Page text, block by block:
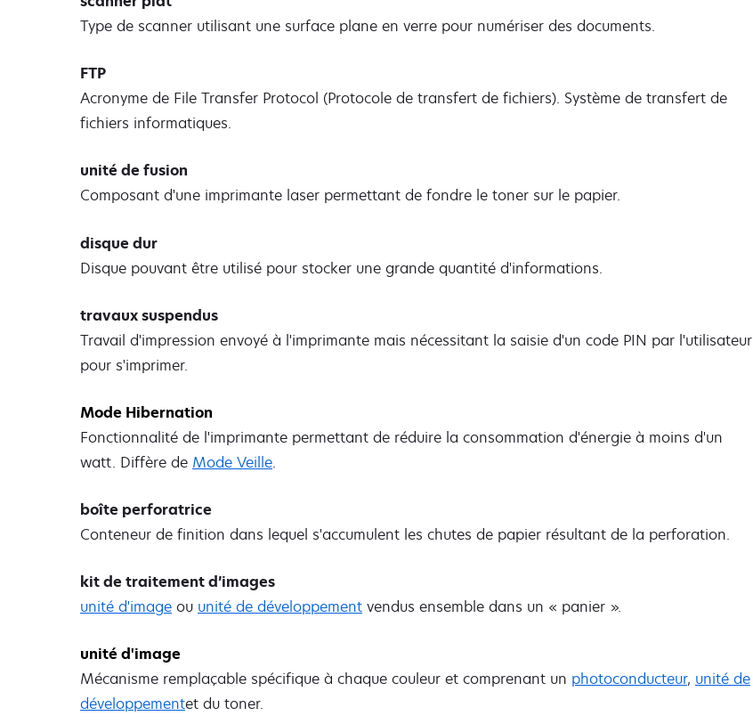
Type de scanner utilisant une surface plane en verre pour numériser des documents.
FTP
Acronyme de File Transfer Protocol (Protocole de transfert de fichiers). Système de transfert de
fichiers informatiques.
unité de fusion
Composant d'une imprimante laser permettant de fondre le toner sur le papier.
disque dur
Disque pouvant être utilisé pour stocker une grande quantité d'informations.
travaux suspendus
Travail d'impression envoyé à l'imprimante mais nécessitant la saisie d'un code PIN par l'utilisateur
pour s'imprimer.
Mode Hibernation
Fonctionnalité de l'imprimante permettant de réduire la consommation d'énergie à moins d'un
watt. Diffère de Mode Veille.
boîte perforatrice
Conteneur de finition dans lequel s'accumulent les chutes de papier résultant de la perforation.
kit de traitement d’images
unité d'image ou unité de développement vendus ensemble dans un « panier ».
unité d'image
Mécanisme remplaçable spécifique à chaque couleur et comprenant un photoconducteur, unité de
développementet du toner.